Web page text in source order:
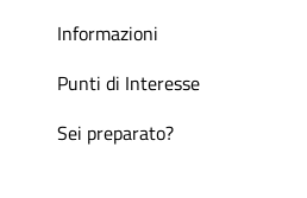
Informazioni
Punti di Interesse
Sei preparato?